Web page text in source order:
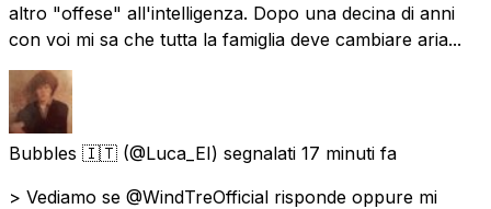
altro "offese" all'intelligenza. Dopo una decina di anni
con voi mi sa che tutta la famiglia deve cambiare aria...
Bubbles 🇮🇹 (@Luca_EI) segnalati 17 minuti fa
> Vediamo se @WindTreOfficial risponde oppure mi